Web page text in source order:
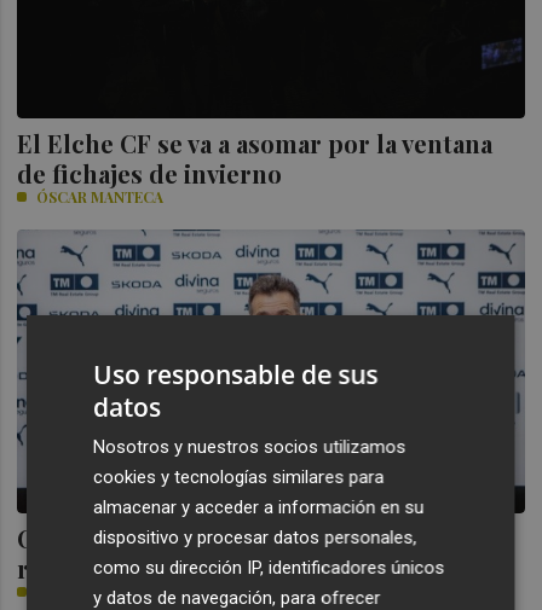
El Elche CF se va a asomar por la ventana
de fichajes de invierno
ÓSCAR MANTECA
Corberán: "Veo al equipo convencido de
revertir los resultados"
VICENTE FUSTER
Uso responsable de sus
datos
Nosotros y nuestros socios utilizamos
cookies y tecnologías similares para
almacenar y acceder a información en su
dispositivo y procesar datos personales,
como su dirección IP, identificadores únicos
y datos de navegación, para ofrecer